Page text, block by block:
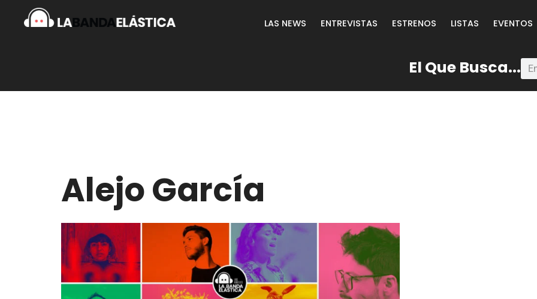
LAS NEWS ENTREVISTAS ESTRENOS LISTAS EVENTOS
El Que Busca...
Alejo García